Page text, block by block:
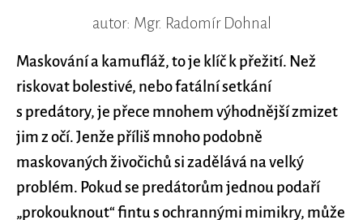
autor: Mgr. Radomír Dohnal
Maskování a kamufláž, to je klíč k přežití. Než
riskovat bolestivé, nebo fatální setkání
s predátory, je přece mnohem výhodnější zmizet
jim z očí. Jenže příliš mnoho podobně
maskovaných živočichů si zadělává na velký
problém. Pokud se predátorům jednou podaří
„prokouknout“ fintu s ochrannými mimikry, může